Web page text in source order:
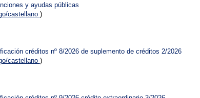
y ayudas públicas
castellano )
créditos nº 8/2026 de suplemento de créditos 2/2026
castellano )